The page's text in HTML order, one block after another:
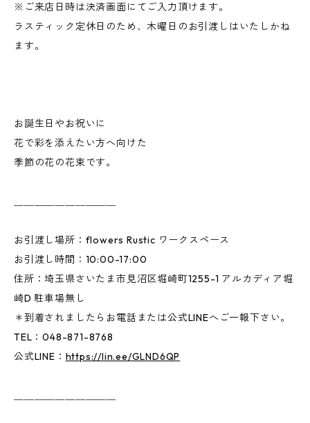
※ご来店日時は決済画面にてご入力頂けます。
ラスティック定休日のため、木曜日のお引渡しはいたしかね
ます。
お誕生日やお祝いに
花で彩を添えたい方へ向けた
季節の花の花束です。
お引渡し場所：flowers Rustic ワークスペース
お引渡し時間：10:00-17:00
住所：埼玉県さいたま市見沼区堀崎町1255-1 アルカディア堀
崎D 駐車場無し
＊到着されましたらお電話または公式LINEへご一報下さい。
TEL：048-871-8768
公式LINE： https://lin.ee/GLND6QP